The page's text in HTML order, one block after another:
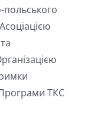
польського
ТКС